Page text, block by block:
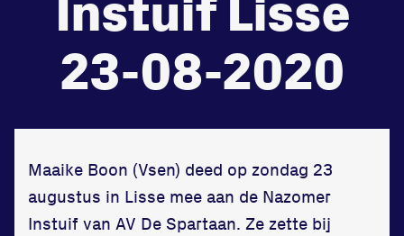
Worstelen
zet je samen
Running
23-08-2020
Maaike Boon (Vsen) deed op zondag 23
augustus in Lisse mee aan de Nazomer
Instuif van AV De Spartaan. Ze zette bij